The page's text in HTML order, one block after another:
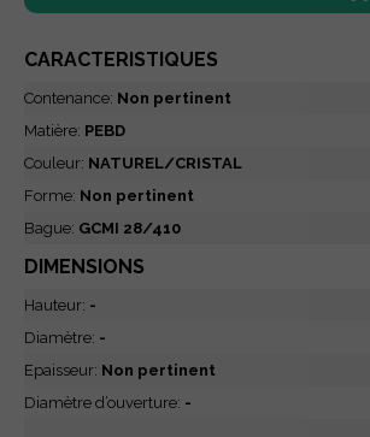
CARACTERISTIQUES
Contenance: Non pertinent
Matière: PEBD
Couleur: NATUREL/CRISTAL
Forme: Non pertinent
Bague: GCMI 28/410
DIMENSIONS
Hauteur: -
Diamètre: -
Epaisseur: Non pertinent
Diamètre d’ouverture: -